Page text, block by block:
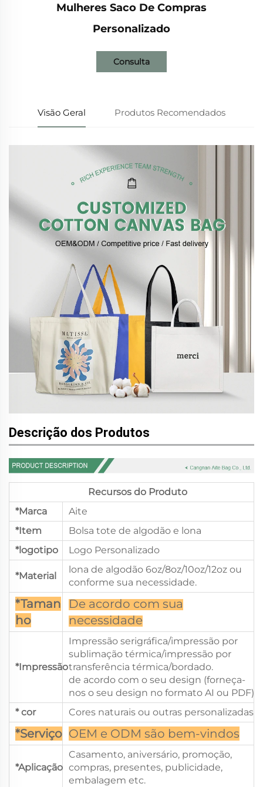
Mulheres Saco De Compras
Personalizado
Consulta
Visão Geral Produtos Recomendados
Descrição dos Produtos
Recursos do Produto
*Marca
Aite
*Item
Bolsa tote de algodão e lona
*logotipo
Logo Personalizado
*Material
lona de algodão 6oz/8oz/10oz/12oz ou
conforme sua necessidade.
*Taman
ho
De acordo com sua
necessidade
*Impressão
Impressão serigráfica/impressão por
sublimação térmica/impressão por
transferência térmica/bordado.
de acordo com o seu design (forneça-
nos o seu design no formato AI ou PDF)
* cor
Cores naturais ou outras personalizadas
*Serviço OEM e ODM são bem-vindos
*Aplicação
Casamento, aniversário, promoção,
compras, presentes, publicidade,
embalagem etc.